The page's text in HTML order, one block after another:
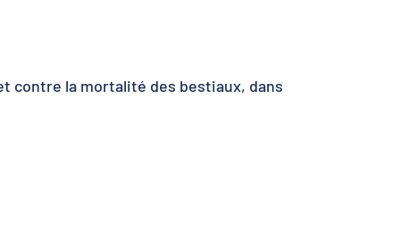
contre la mortalité des bestiaux, dans